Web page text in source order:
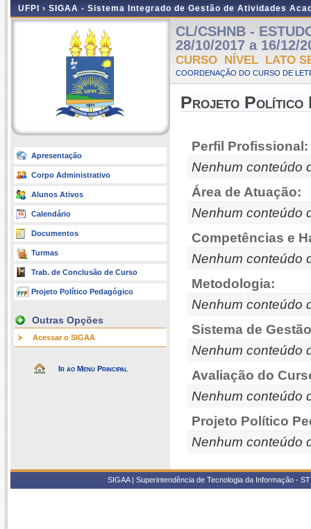
UFPI › SIGAA - Sistema Integrado de Gestão de Atividades
Apresentação
Corpo Administrativo
Alunos Ativos
Calendário
Documentos
Turmas
Trab. de Conclusão de Curso
Projeto Político Pedagógico
Outras Opções
Acessar o SIGAA
Ir ao Menu Principal
CL/CSHNB -
28/10/2017 a 16/12/
CURSO NÍVEL LATO
COORDENAÇÃO DO CURSO DE
Projeto Político
Perfil Profissional:
Nenhum conteúdo
Área de Atuação:
Nenhum conteúdo
Competências e
Nenhum conteúdo
Metodologia:
Nenhum conteúdo
Sistema de
Nenhum conteúdo
Avaliação do
Nenhum conteúdo
Projeto Político
Nenhum conteúdo
SIGAA | Superintendência de Tecnologia da Informação -